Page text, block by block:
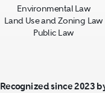
Environmental Law
Land Use and Zoning Law
Public Law
Recognized since 2023